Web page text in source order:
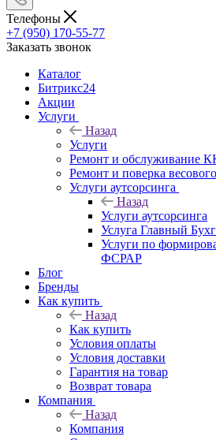
Телефоны
+7 (950) 170-55-77
Заказать звонок
Каталог
Битрикс24
Акции
Услуги
Назад
Услуги
Ремонт и обслуживание
Ремонт и поверка
Услуги аутсорсинга
Назад
Услуги аутсорсинга
Услуга Главный
Услуги по
ФСРАР
Блог
Бренды
Как купить
Назад
Как купить
Условия оплаты
Условия доставки
Гарантия на товар
Возврат товара
Компания
Назад
Компания